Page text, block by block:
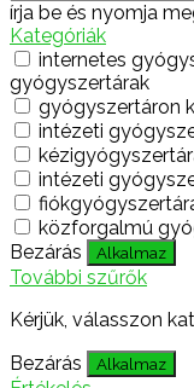
írja be és nyomja
Kategóriák
internetes
gyógyszertárak
gyógyszertáron
intézeti
intézeti
közforgalmú
Bezárás
Alkalmaz
További szűrők
Kérjük, válasszon
Bezárás
Alkalmaz